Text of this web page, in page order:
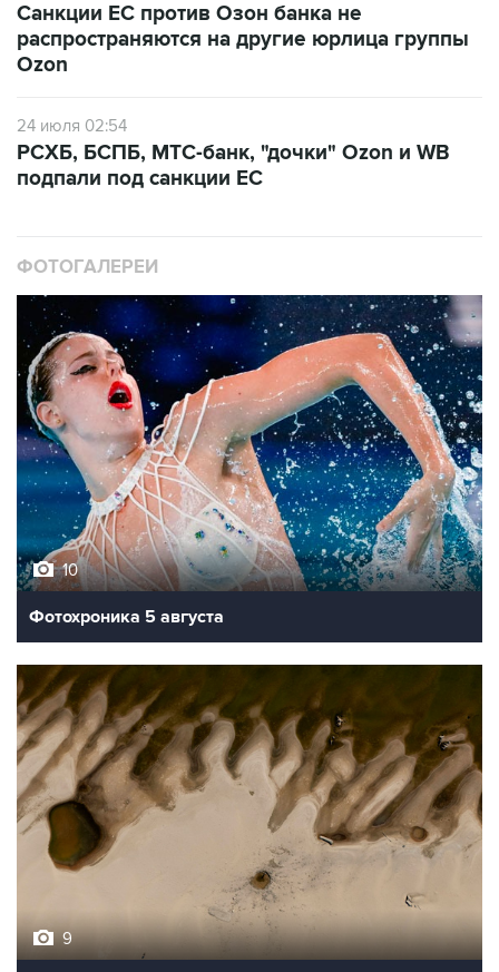
Санкции ЕС против Озон банка не
распространяются на другие юрлица группы
Ozon
24 июля 02:54
РСХБ, БСПБ, МТС-банк, "дочки" Ozon и WB
подпали под санкции ЕС
ФОТОГАЛЕРЕИ
10
Фотохроника 5 августа
9